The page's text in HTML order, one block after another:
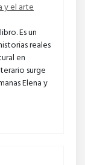
y el arte
Es un
reales
en
surge
Elena y